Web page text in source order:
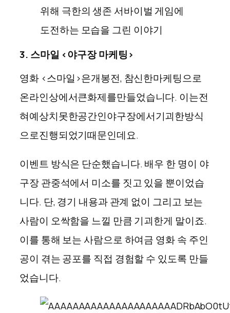
위해 극한의 생존 서바이벌 게임에
도전하는 모습을 그린 이야기
3. 스마일 <야구장 마케팅>
영화 <스마일>은개봉전, 참신한마케팅으로
온라인상에서큰화제를만들었습니다. 이는전
혀예상치못한공간인야구장에서기괴한방식
으로진행되었기때문인데요.
이벤트 방식은 단순했습니다. 배우 한 명이 야
구장 관중석에서 미소를 짓고 있을 뿐이었습
니다. 단, 경기 내용과 관계 없이 그리고 보는
사람이 오싹함을 느낄 만큼 기괴한게 말이죠.
이를 통해 보는 사람으로 하여금 영화 속 주인
공이 겪는 공포를 직접 경험할 수 있도록 만들
었습니다.